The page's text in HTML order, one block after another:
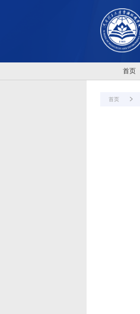
首页
首页